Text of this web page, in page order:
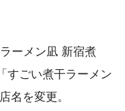
ーメン凪 新宿煮
ごい煮干ラーメン
名を変更。